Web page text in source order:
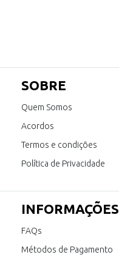
SOBRE
Quem Somos
Acordos
Termos e condições
Política de Privacidade
INFORMAÇÕES
FAQs
Métodos de Pagamento